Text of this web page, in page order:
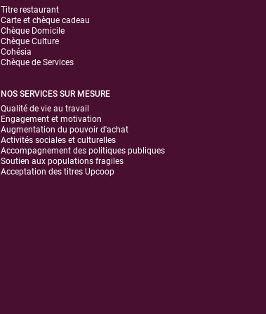
Titre restaurant
Carte et chèque cadeau
Chèque Domicile
Chèque Culture
Cohésia
Chèque de Services
NOS SERVICES SUR MESURE
Qualité de vie au travail
Engagement et motivation
Augmentation du pouvoir d'achat
Activités sociales et culturelles
Accompagnement des politiques publiques
Soutien aux populations fragiles
Acceptation des titres Upcoop